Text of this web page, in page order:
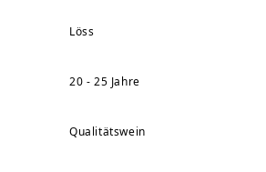
Löss
20 - 25 Jahre
Qualitätswein